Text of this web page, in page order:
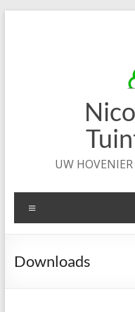
UW
Downloads